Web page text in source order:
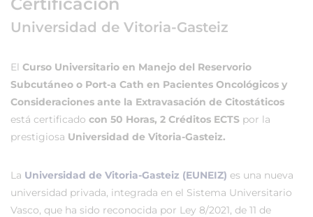
Universidad de Vitoria-Gasteiz
El Curso Universitario en Manejo del Reservorio
Subcutáneo o Port-a Cath en Pacientes Oncológicos y
Consideraciones ante la Extravasación de Citostáticos
está certificado con 50 Horas, 2 Créditos ECTS por la
prestigiosa Universidad de Vitoria-Gasteiz.
La Universidad de Vitoria-Gasteiz (EUNEIZ) es una nueva
universidad privada, integrada en el Sistema Universitario
Vasco, que ha sido reconocida por Ley 8/2021, de 11 de